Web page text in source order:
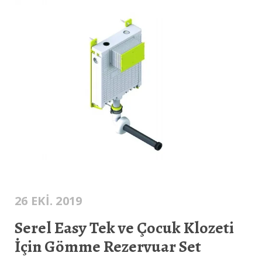
26 EKI. 2019
Serel Easy Tek ve Çocuk Klozeti
İçin Gömme Rezervuar Set